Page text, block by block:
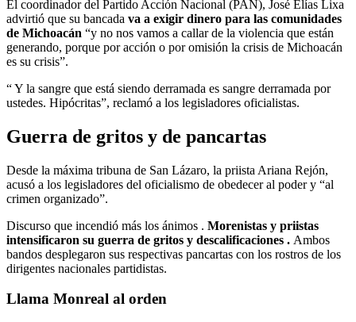
El coordinador del Partido Acción Nacional (PAN), José Elías Lixa
advirtió que su bancada va a exigir dinero para las comunidades
de Michoacán “y no nos vamos a callar de la violencia que están
generando, porque por acción o por omisión la crisis de Michoacán
es su crisis”.
“ Y la sangre que está siendo derramada es sangre derramada por
ustedes. Hipócritas”, reclamó a los legisladores oficialistas.
Guerra de gritos y de pancartas
Desde la máxima tribuna de San Lázaro, la priista Ariana Rejón,
acusó a los legisladores del oficialismo de obedecer al poder y “al
crimen organizado”.
Discurso que incendió más los ánimos . Morenistas y priistas
intensificaron su guerra de gritos y descalificaciones . Ambos
bandos desplegaron sus respectivas pancartas con los rostros de los
dirigentes nacionales partidistas.
Llama Monreal al orden